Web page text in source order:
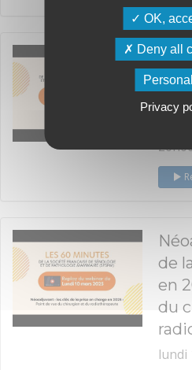
de
en
du
lundi
OK,
Deny all
Privacy